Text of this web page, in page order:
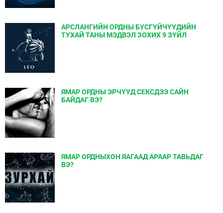
АРСЛАНГИЙН ОРДНЫ БҮСГҮЙЧҮҮДИЙН
ТУХАЙ ТАНЫ МЭДВЭЛ ЗОХИХ 9 ЗҮЙЛ
ЯМАР ОРДНЫ ЭРЧҮҮД СЕКСДЭЭ САЙН
БАЙДАГ ВЭ?
ЯМАР ОРДНЫХОН ЯАГААД АРААР ТАВЬДАГ
ВЭ?